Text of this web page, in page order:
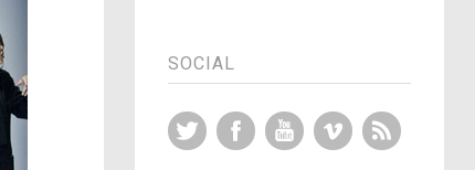
SOCIAL
Twitter FacebookYouTubeVimeo